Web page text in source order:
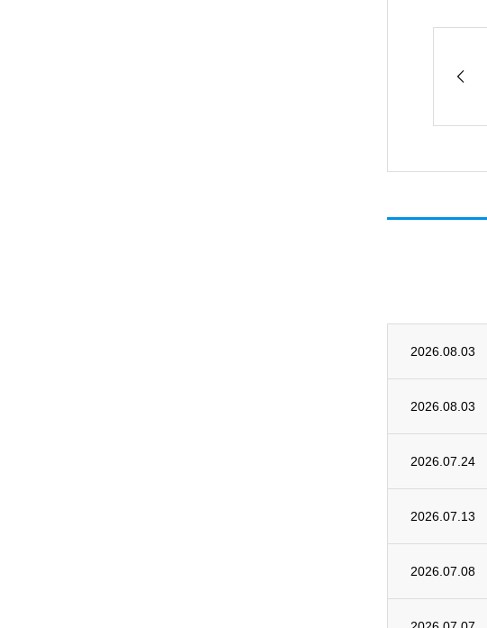
2026.08.03
2026.08.03
2026.07.24
2026.07.13
2026.07.08